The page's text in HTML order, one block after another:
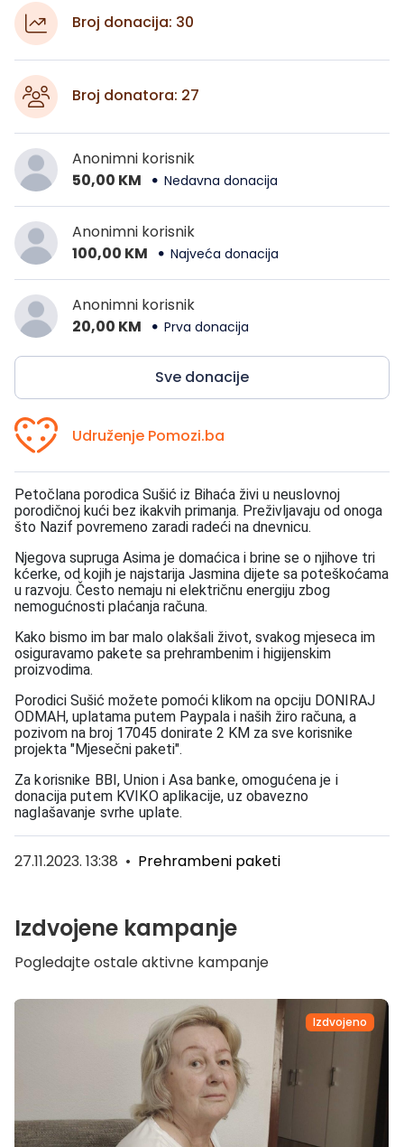
Broj donacija: 30
Broj donatora: 27
Anonimni korisnik
50,00 KM
Nedavna donacija
Anonimni korisnik
100,00 KM
Najveća donacija
Anonimni korisnik
20,00 KM
Prva donacija
Sve donacije
Udruženje Pomozi.ba
Petočlana porodica Sušić iz Bihaća živi u neuslovnoj
porodičnoj kući bez ikakvih primanja. Preživljavaju od onoga
što Nazif povremeno zaradi radeći na dnevnicu.
Njegova supruga Asima je domaćica i brine se o njihove tri
kćerke, od kojih je najstarija Jasmina dijete sa poteškoćama
u razvoju. Često nemaju ni električnu energiju zbog
nemogućnosti plaćanja računa.
Kako bismo im bar malo olakšali život, svakog mjeseca im
osiguravamo pakete sa prehrambenim i higijenskim
proizvodima.
Porodici Sušić možete pomoći klikom na opciju DONIRAJ
ODMAH, uplatama putem Paypala i naših žiro računa, a
pozivom na broj 17045 donirate 2 KM za sve korisnike
projekta "Mjesečni paketi".
Za korisnike BBI, Union i Asa banke, omogućena je i
donacija putem KVIKO aplikacije, uz obavezno
naglašavanje svrhe uplate.
27.11.2023. 13:38 • Prehrambeni paketi
Izdvojene kampanje
Pogledajte ostale aktivne kampanje
Izdvojeno